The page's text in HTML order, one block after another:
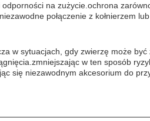
na zużycie.ochrona
połączenie z kołnierzem
w sytuacjach, gdy zwierzę może
w ten sposób
się niezawodnym akcesorium do